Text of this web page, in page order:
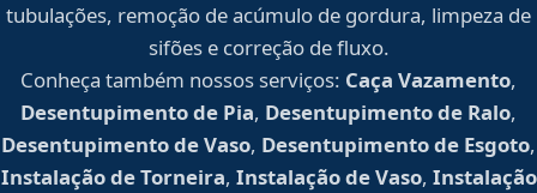
tubulações, remoção de acúmulo de gordura, limpeza de
sifões e correção de fluxo.
Conheça também nossos serviços: Caça Vazamento,
Desentupimento de Pia, Desentupimento de Ralo,
Desentupimento de Vaso, Desentupimento de Esgoto,
Instalação de Torneira, Instalação de Vaso, Instalação